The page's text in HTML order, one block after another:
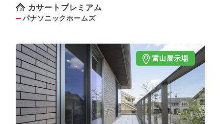
カサートプレミアム
パナソニックホームズ
富山展示場